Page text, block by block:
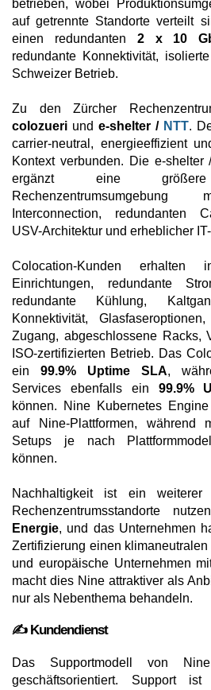
betrieben, wobei
auf getrennte Standorte verteilt
einen redundanten 2 x 10
redundante Konnektivität,
Schweizer Betrieb.
Zu den Zürcher
colozueri und e-shelter / NTT.
carrier-neutral, energieeffizient
Kontext verbunden. Die e-
ergänzt eine größere
Rechenzentrumsumgebung
Interconnection, redundanten
USV-Architektur und erheblicher
Colocation-Kunden erhalten
Einrichtungen, redundante
redundante Kühlung,
Konnektivität,
Zugang, abgeschlossene Racks,
ISO-zertifizierten Betrieb. Das
ein 99.9% Uptime SLA,
Services ebenfalls ein 99.9%
können. Nine Kubernetes
auf Nine-Plattformen, während
Setups je nach
können.
Nachhaltigkeit ist ein
Rechenzentrumsstandorte
Energie, und das Unternehmen
Zertifizierung einen
und europäische Unternehmen
macht dies Nine attraktiver als
nur als Nebenthema behandeln.
✍️ Kundendienst
Das Supportmodell von
geschäftsorientiert. Support